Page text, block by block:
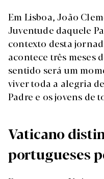
Em Lisboa, João
Juventude daquele
contexto desta
acontece três meses
sentido será um
viver toda a alegria
Padre e os jovens de
Vaticano
portugueses